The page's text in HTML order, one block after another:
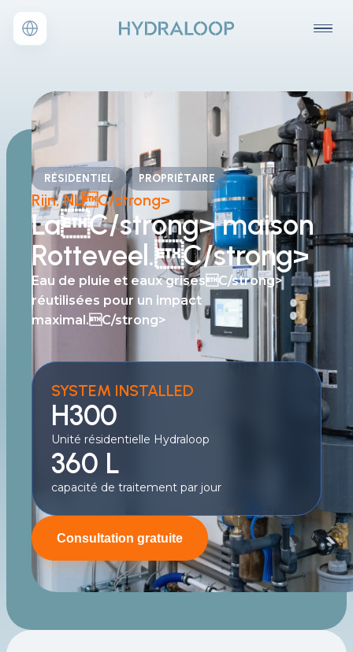
RÉSIDENTIEL PROPRIÉTAIRE
Rijn, NLC/strong>
LaC/strong>maison
Rotteveel.C/strong>
Eau de pluie et eaux grisesC/strong>
réutilisées pour un impact
maximal.C/strong>
SYSTEM INSTALLED
H300
Unité résidentielle Hydraloop
360 L
capacité de traitement par jour
Consultation gratuite